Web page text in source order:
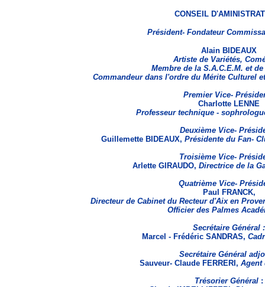
CONSEIL
Président- Fondateur
Alain BIDEAUX
Artiste de Variétés,
Membre de la S.A.C.E.M. et
Commandeur dans l'ordre du Mérite Culturel
Premier Vice-
Charlotte LENNE
Professeur technique -
Deuxième Vice-
Guillemette BIDEAUX, Présidente du Fan-
Troisième Vice-
Arlette GIRAUDO, Directrice de la
Quatrième Vice-
Paul FRANCK,
Directeur de Cabinet du Recteur d'Aix en
Officier des Palmes
Secrétaire Général :
Marcel - Frédéric SANDRAS,
Secrétaire Général
Sauveur- Claude FERRERI, Agent
Trésorier Général :